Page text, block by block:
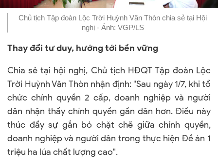
Chủ tịch Tập đoàn Lộc Trời Huỳnh Văn Thòn chia sẻ tại Hội
nghị - Ảnh: VGP/LS
Thay đổi tư duy, hướng tới bền vững
Chia sẻ tại hội nghị, Chủ tịch HĐQT Tập đoàn Lộc
Trời Huỳnh Văn Thòn nhận định: "Sau ngày 1/7, khi tổ
chức chính quyền 2 cấp, doanh nghiệp và người
dân nhận thấy chính quyền gần dân hơn. Điều này
thúc đẩy sự gắn bó chặt chẽ giữa chính quyền,
doanh nghiệp và người dân trong thực hiện Đề án 1
triệu ha lúa chất lượng cao".